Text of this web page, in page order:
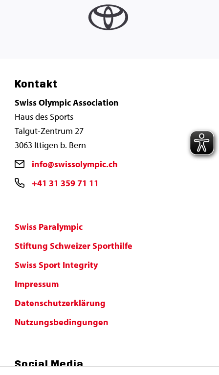
Kontakt
Swiss Olympic Association
Haus des Sports
Talgut-Zentrum 27
3063 Ittigen b. Bern
info@swissolympic.ch
+41 31 359 71 11
Swiss Paralympic
Stiftung Schweizer Sporthilfe
Swiss Sport Integrity
Impressum
Datenschutzerklärung
Nutzungsbedingungen
Social Media